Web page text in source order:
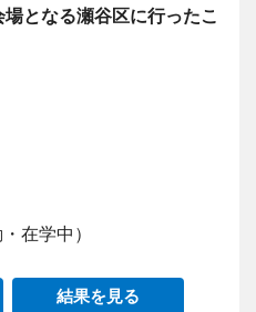
となる瀬谷区に行ったこ
在学中）
結果を見る